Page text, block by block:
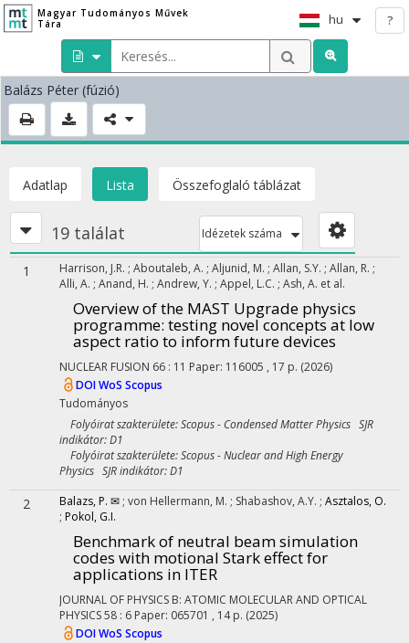
Magyar Tudományos Művek
Tára
hu ?
Balázs Péter (fúzió)
Adatlap Lista Összefoglaló táblázat
19 találat Idézetek száma
1 Harrison, J.R. ; Aboutaleb, A. ; Aljunid, M. ; Allan, S.Y. ; Allan, R. ;
Alli, A. ; Anand, H. ; Andrew, Y. ; Appel, L.C. ; Ash, A. et al.
Overview of the MAST Upgrade physics
programme: testing novel concepts at low
aspect ratio to inform future devices
NUCLEAR FUSION 66 : 11 Paper: 116005 , 17 p. (2026)
DOIWoS Scopus
Tudományos
Folyóirat szakterülete: Scopus - Condensed Matter Physics SJR
indikátor: D1
Folyóirat szakterülete: Scopus - Nuclear and High Energy
Physics SJR indikátor: D1
2 Balazs, P. ✉ ; von Hellermann, M. ; Shabashov, A.Y. ; Asztalos, O.
; Pokol, G.I.
Benchmark of neutral beam simulation
codes with motional Stark effect for
applications in ITER
JOURNAL OF PHYSICS B: ATOMIC MOLECULAR AND OPTICAL
PHYSICS58 : 6 Paper: 065701 , 14 p. (2025)
DOIWoS Scopus